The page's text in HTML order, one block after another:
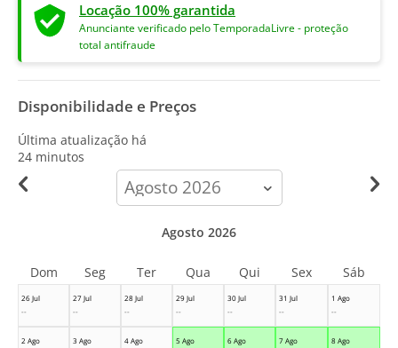
Locação 100% garantida
Anunciante verificado pelo TemporadaLivre - proteção
total antifraude
Disponibilidade e Preços
Última atualização há
24 minutos
calendar-
month
26 Jul
--
27 Jul
--
28 Jul
--
29 Jul
--
30 Jul
--
31 Jul
--
1 Ago
--
2 Ago
3 Ago
4 Ago
5 Ago
6 Ago
7 Ago
8 Ago
Agosto 2026
Dom Seg Ter Qua Qui Sex Sáb